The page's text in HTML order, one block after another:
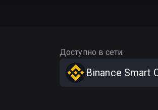
Доступно в сети:
Binance Smart